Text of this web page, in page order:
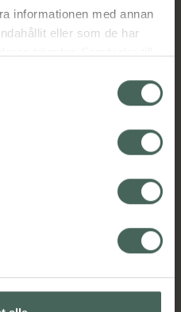
informationen med annan
eller som de har
samtycke påverkar inte
skett innan återkallelsen.
Du hittar oss från Skåne i
i mobilen och på
Välkommen att prata